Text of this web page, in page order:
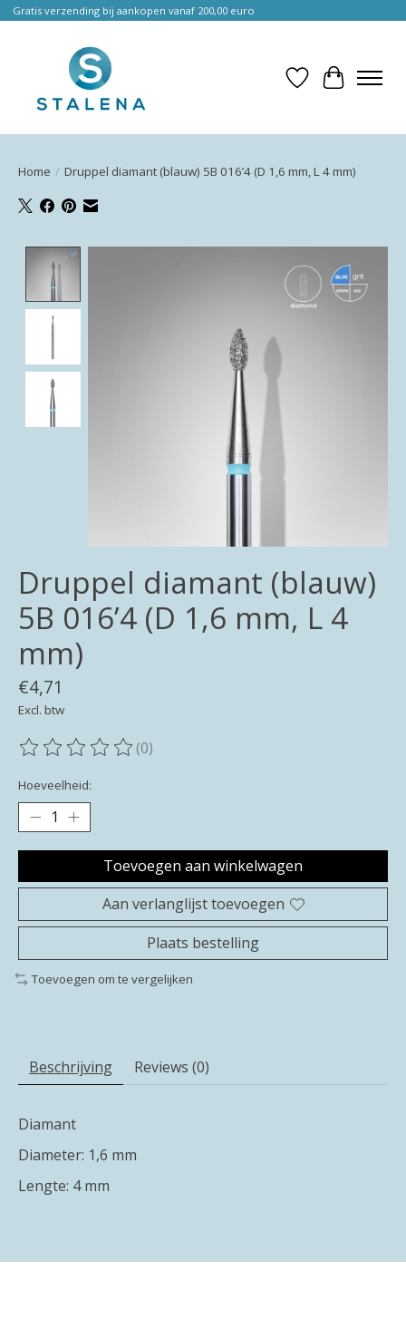
Gratis verzending bij aankopen vanaf 200,00 euro
Verlanglijst
Home / Druppel diamant (blauw) 5B 016’4 (D 1,6 mm, L 4 mm)
Druppel diamant (blauw)
5B 016’4 (D 1,6 mm, L 4
mm)
€4,71
Excl. btw
De beoordeling van dit product is
(0)
Hoeveelheid:
Toevoegen aan winkelwagen
Aan verlanglijst toevoegen
Plaats bestelling
Toevoegen om te vergelijken
Beschrijving Reviews (0)
Diamant
Diameter: 1,6 mm
Lengte: 4 mm